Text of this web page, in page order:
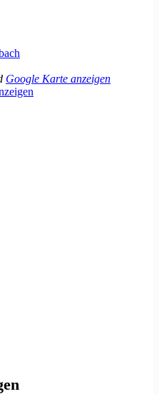
Google Karte anzeigen